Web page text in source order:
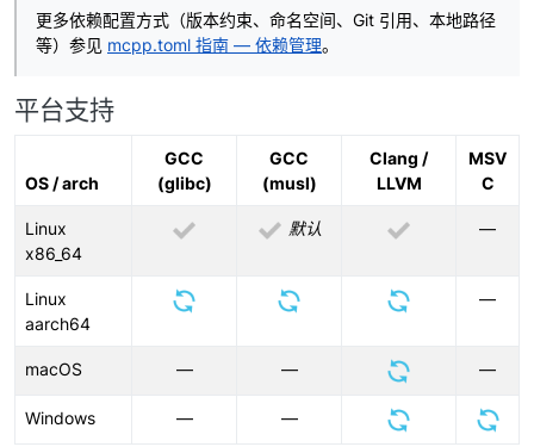
更多依赖配置方式（版本约束、命名空间、Git 引用、本地路径
等）参见 mcpp.toml 指南 — 依赖管理。
平台支持
OS / arch
GCC
(glibc)
GCC
(musl)
Clang /
LLVM
MSV
C
Linux
x86_64
默认 —
Linux
aarch64
—
macOS — — —
Windows — —